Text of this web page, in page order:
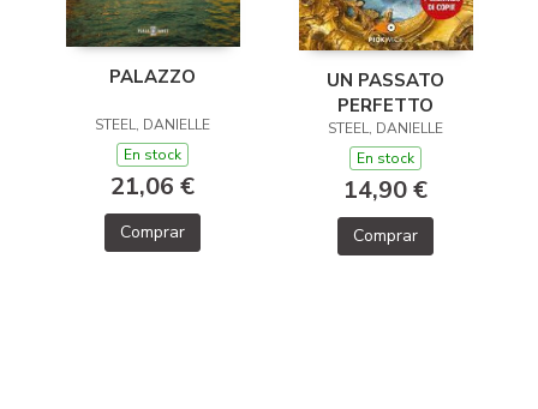
PALAZZO
STEEL, DANIELLE
En stock
21,06 €
Comprar
UN PASSATO
PERFETTO
STEEL, DANIELLE
En stock
14,90 €
Comprar